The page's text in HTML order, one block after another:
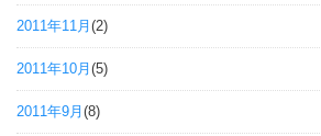
2011年11月 (2)
2011年10月 (5)
2011年9月 (8)